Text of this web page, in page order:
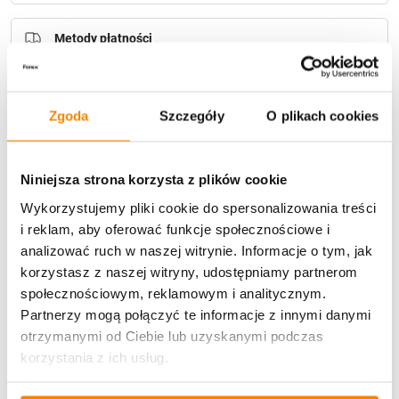
Zgoda Szczegóły O plikach cookies
Niniejsza strona korzysta z plików cookie
Wykorzystujemy pliki cookie do spersonalizowania treści
i reklam, aby oferować funkcje społecznościowe i
analizować ruch w naszej witrynie. Informacje o tym, jak
korzystasz z naszej witryny, udostępniamy partnerom
społecznościowym, reklamowym i analitycznym.
Partnerzy mogą połączyć te informacje z innymi danymi
otrzymanymi od Ciebie lub uzyskanymi podczas
korzystania z ich usług.
hurtowniiPrzejdź do hurtowni B2B
Metody płatności
Opis produktu
Specyfikacja